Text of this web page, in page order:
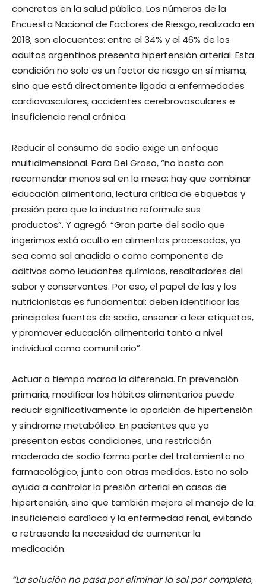
concretas en la salud pública. Los números de la
Encuesta Nacional de Factores de Riesgo, realizada en
2018, son elocuentes: entre el 34% y el 46% de los
adultos argentinos presenta hipertensión arterial. Esta
condición no solo es un factor de riesgo en sí misma,
sino que está directamente ligada a enfermedades
cardiovasculares, accidentes cerebrovasculares e
insuficiencia renal crónica.
Reducir el consumo de sodio exige un enfoque
multidimensional. Para Del Groso, “no basta con
recomendar menos sal en la mesa; hay que combinar
educación alimentaria, lectura crítica de etiquetas y
presión para que la industria reformule sus
productos”. Y agregó: “Gran parte del sodio que
ingerimos está oculto en alimentos procesados, ya
sea como sal añadida o como componente de
aditivos como leudantes químicos, resaltadores del
sabor y conservantes. Por eso, el papel de las y los
nutricionistas es fundamental: deben identificar las
principales fuentes de sodio, enseñar a leer etiquetas,
y promover educación alimentaria tanto a nivel
individual como comunitario”.
Actuar a tiempo marca la diferencia. En prevención
primaria, modificar los hábitos alimentarios puede
reducir significativamente la aparición de hipertensión
y síndrome metabólico. En pacientes que ya
presentan estas condiciones, una restricción
moderada de sodio forma parte del tratamiento no
farmacológico, junto con otras medidas. Esto no solo
ayuda a controlar la presión arterial en casos de
hipertensión, sino que también mejora el manejo de la
insuficiencia cardíaca y la enfermedad renal, evitando
o retrasando la necesidad de aumentar la
medicación.
“La solución no pasa por eliminar la sal por completo,